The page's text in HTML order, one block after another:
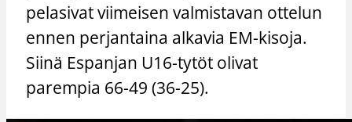
pelasivat viimeisen valmistavan ottelun
ennen perjantaina alkavia EM-kisoja.
Siinä Espanjan U16-tytöt olivat
parempia 66-49 (36-25).